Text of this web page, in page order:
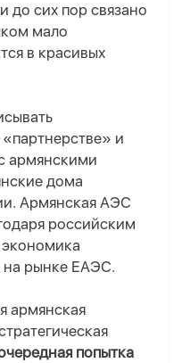
до сих пор связано
мало
в красивых
и
армянскими
дома
Армянская АЭС
российским
экономика
на рынке ЕАЭС.
армянская
попытка